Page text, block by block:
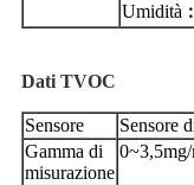
Dati TVOC
Sensore
Sensore
Gamma di
misurazione